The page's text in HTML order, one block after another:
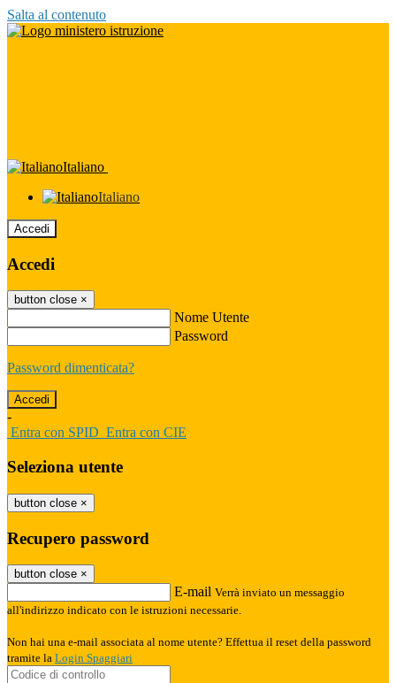
Salta al contenuto
Italiano
Italiano
Accedi
Accedi
button close ×
Nome Utente
Password
Password dimenticata?
-
Entra con SPID Entra con CIE
Seleziona utente
button close ×
Recupero password
button close ×
E-mail Verrà inviato un messaggio
all'indirizzo indicato con le istruzioni necessarie.
Non hai una e-mail associata al nome utente? Effettua il reset della password
tramite la Login Spaggiari